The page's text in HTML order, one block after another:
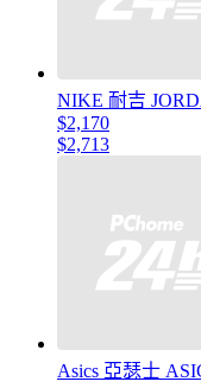
NIKE 耐吉
$2,170
$2,713
Asics 亞瑟士